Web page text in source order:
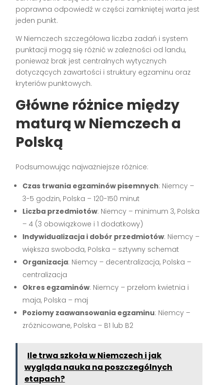
poprawna odpowiedź w części zamkniętej warta jest
jeden punkt.
W Niemczech szczegółowa liczba zadań i system
punktacji mogą się różnić w zależności od landu,
ponieważ brak jest centralnych wytycznych
dotyczących zawartości i struktury egzaminu oraz
kryteriów punktowych.
Główne różnice między
maturą w Niemczech a
Polską
Podsumowując najważniejsze różnice:
Czas trwania egzaminów pisemnych: Niemcy –
3-5 godzin, Polska – 120-150 minut
Liczba przedmiotów: Niemcy – minimum 3, Polska
– 4 (3 obowiązkowe i 1 dodatkowy)
Indywidualizacja i dobór przedmiotów: Niemcy –
większa swoboda, Polska – sztywny schemat
Organizacja: Niemcy – decentralizacja, Polska –
centralizacja
Okres egzaminów: Niemcy – przełom kwietnia i
maja, Polska – maj
Poziomy zaawansowania egzaminu: Niemcy –
zróżnicowane, Polska – B1 lub B2
Ile trwa szkoła w Niemczech i jak
wygląda nauka na poszczególnych
etapach?